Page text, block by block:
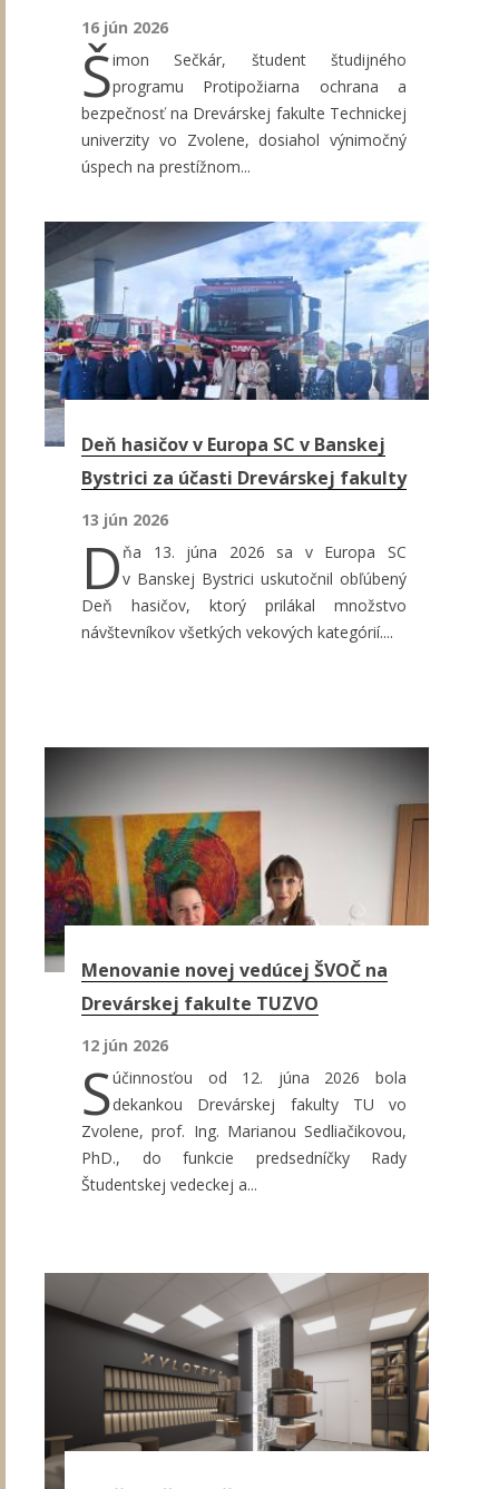
16 jún 2026
Šimon Sečkár, študent študijného
programu Protipožiarna ochrana a
bezpečnosť na Drevárskej fakulte Technickej
univerzity vo Zvolene, dosiahol výnimočný
úspech na prestížnom...
Deň hasičov v Europa SC v Banskej
Bystrici za účasti Drevárskej fakulty
13 jún 2026
D ňa 13. júna 2026 sa v Europa SC
v Banskej Bystrici uskutočnil obľúbený
Deň hasičov, ktorý prilákal množstvo
návštevníkov všetkých vekových kategórií....
Menovanie novej vedúcej ŠVOČ na
Drevárskej fakulte TUZVO
12 jún 2026
Súčinnosťou od 12. júna 2026 bola
dekankou Drevárskej fakulty TU vo
Zvolene, prof. Ing. Marianou Sedliačikovou,
PhD., do funkcie predsedníčky Rady
Študentskej vedeckej a...